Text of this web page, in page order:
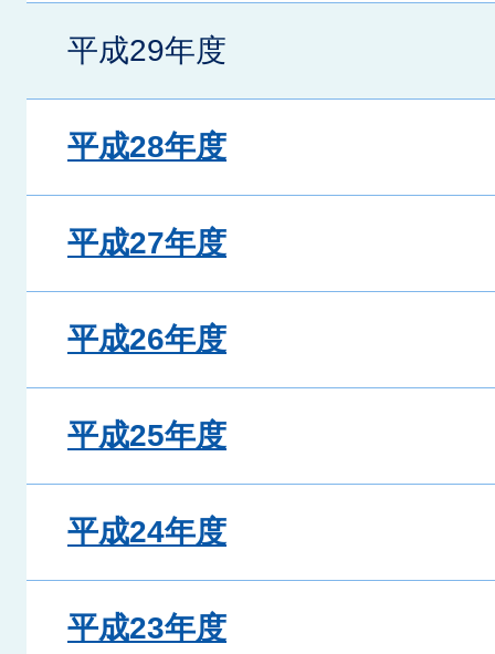
平成29年度
平成28年度
平成27年度
平成26年度
平成25年度
平成24年度
平成23年度